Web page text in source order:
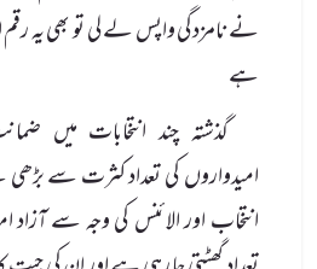
نے نامزدگی واپس لے لی تو بھی یہ رقم
ہے
گذشتہ چند انتخابات میں
امیدواروں کی تعداد کثرت سے
انتخاب اور الائنس کی وجہ سے